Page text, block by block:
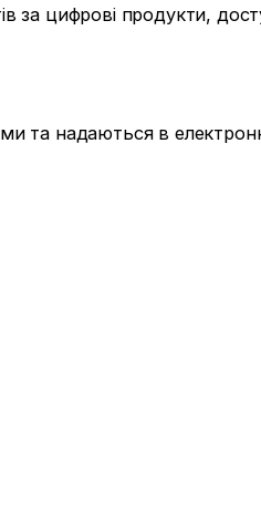
за цифрові продукти,
та надаються в